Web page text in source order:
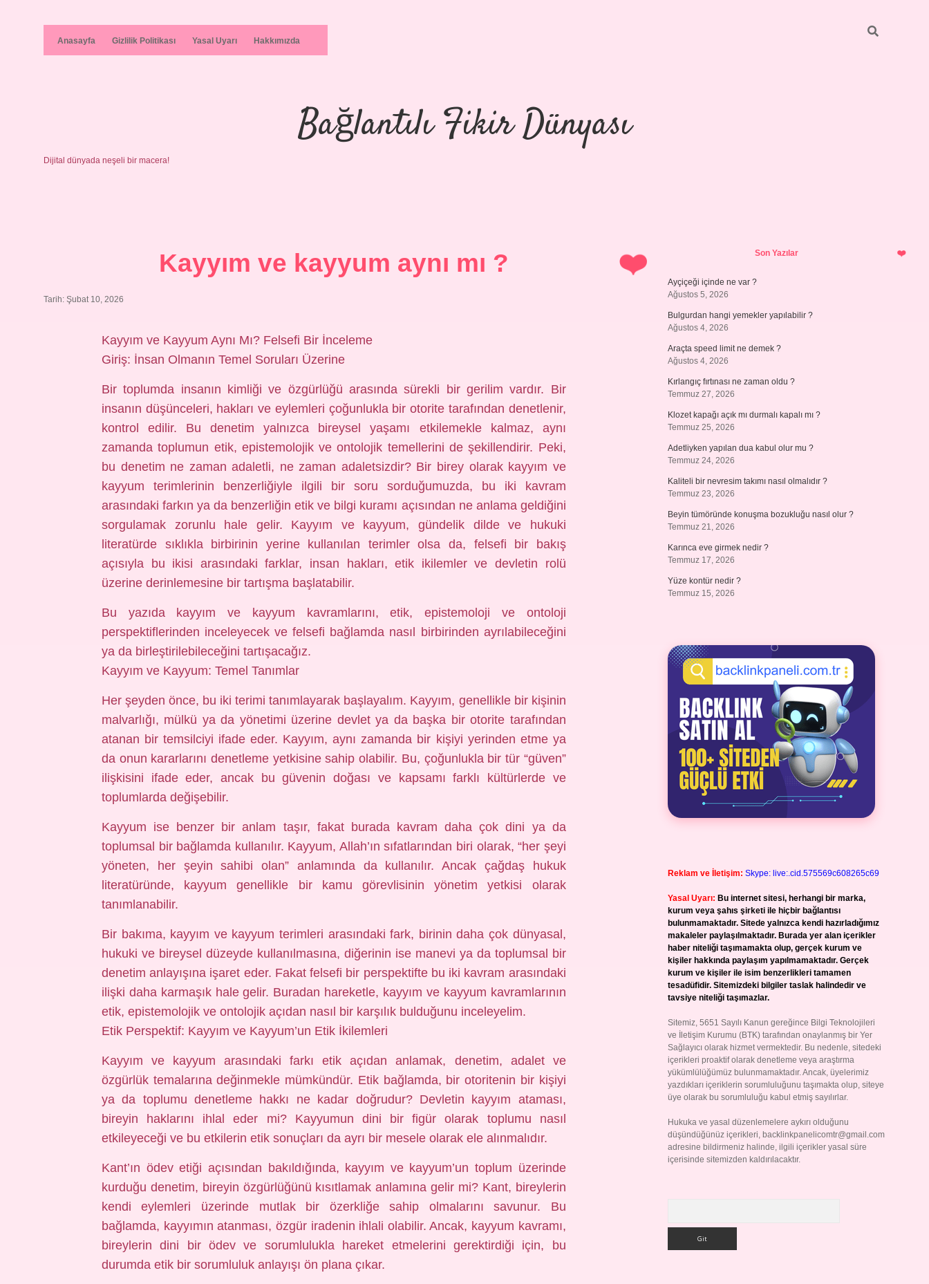
Anasayfa Gizlilik Politikası Yasal Uyarı Hakkımızda
Bağlantılı Fikir Dünyası
Dijital dünyada neşeli bir macera!
Kayyım ve kayyum aynı mı ?
Tarih: Şubat 10, 2026
Kayyım ve Kayyum Aynı Mı? Felsefi Bir İnceleme
Giriş: İnsan Olmanın Temel Soruları Üzerine
Bir toplumda insanın kimliği ve özgürlüğü arasında sürekli bir gerilim vardır. Bir
insanın düşünceleri, hakları ve eylemleri çoğunlukla bir otorite tarafından denetlenir,
kontrol edilir. Bu denetim yalnızca bireysel yaşamı etkilemekle kalmaz, aynı
zamanda toplumun etik, epistemolojik ve ontolojik temellerini de şekillendirir. Peki,
bu denetim ne zaman adaletli, ne zaman adaletsizdir? Bir birey olarak kayyım ve
kayyum terimlerinin benzerliğiyle ilgili bir soru sorduğumuzda, bu iki kavram
arasındaki farkın ya da benzerliğin etik ve bilgi kuramı açısından ne anlama geldiğini
sorgulamak zorunlu hale gelir. Kayyım ve kayyum, gündelik dilde ve hukuki
literatürde sıklıkla birbirinin yerine kullanılan terimler olsa da, felsefi bir bakış
açısıyla bu ikisi arasındaki farklar, insan hakları, etik ikilemler ve devletin rolü
üzerine derinlemesine bir tartışma başlatabilir.
Bu yazıda kayyım ve kayyum kavramlarını, etik, epistemoloji ve ontoloji
perspektiflerinden inceleyecek ve felsefi bağlamda nasıl birbirinden ayrılabileceğini
ya da birleştirilebileceğini tartışacağız.
Kayyım ve Kayyum: Temel Tanımlar
Her şeyden önce, bu iki terimi tanımlayarak başlayalım. Kayyım, genellikle bir kişinin
malvarlığı, mülkü ya da yönetimi üzerine devlet ya da başka bir otorite tarafından
atanan bir temsilciyi ifade eder. Kayyım, aynı zamanda bir kişiyi yerinden etme ya
da onun kararlarını denetleme yetkisine sahip olabilir. Bu, çoğunlukla bir tür “güven”
ilişkisini ifade eder, ancak bu güvenin doğası ve kapsamı farklı kültürlerde ve
toplumlarda değişebilir.
Kayyum ise benzer bir anlam taşır, fakat burada kavram daha çok dini ya da
toplumsal bir bağlamda kullanılır. Kayyum, Allah’ın sıfatlarından biri olarak, “her şeyi
yöneten, her şeyin sahibi olan” anlamında da kullanılır. Ancak çağdaş hukuk
literatüründe, kayyum genellikle bir kamu görevlisinin yönetim yetkisi olarak
tanımlanabilir.
Bir bakıma, kayyım ve kayyum terimleri arasındaki fark, birinin daha çok dünyasal,
hukuki ve bireysel düzeyde kullanılmasına, diğerinin ise manevi ya da toplumsal bir
denetim anlayışına işaret eder. Fakat felsefi bir perspektifte bu iki kavram arasındaki
ilişki daha karmaşık hale gelir. Buradan hareketle, kayyım ve kayyum kavramlarının
etik, epistemolojik ve ontolojik açıdan nasıl bir karşılık bulduğunu inceleyelim.
Etik Perspektif: Kayyım ve Kayyum’un Etik İkilemleri
Kayyım ve kayyum arasındaki farkı etik açıdan anlamak, denetim, adalet ve
özgürlük temalarına değinmekle mümkündür. Etik bağlamda, bir otoritenin bir kişiyi
ya da toplumu denetleme hakkı ne kadar doğrudur? Devletin kayyım ataması,
bireyin haklarını ihlal eder mi? Kayyumun dini bir figür olarak toplumu nasıl
etkileyeceği ve bu etkilerin etik sonuçları da ayrı bir mesele olarak ele alınmalıdır.
Kant’ın ödev etiği açısından bakıldığında, kayyım ve kayyum’un toplum üzerinde
kurduğu denetim, bireyin özgürlüğünü kısıtlamak anlamına gelir mi? Kant, bireylerin
kendi eylemleri üzerinde mutlak bir özerkliğe sahip olmalarını savunur. Bu
bağlamda, kayyımın atanması, özgür iradenin ihlali olabilir. Ancak, kayyum kavramı,
bireylerin dini bir ödev ve sorumlulukla hareket etmelerini gerektirdiği için, bu
durumda etik bir sorumluluk anlayışı ön plana çıkar.
SidebarSon Yazılar
Ayçiçeği içinde ne var ?
Ağustos 5, 2026
Bulgurdan hangi yemekler yapılabilir ?
Ağustos 4, 2026
Araçta speed limit ne demek ?
Ağustos 4, 2026
Kırlangıç fırtınası ne zaman oldu ?
Temmuz 27, 2026
Klozet kapağı açık mı durmalı kapalı mı ?
Temmuz 25, 2026
Adetliyken yapılan dua kabul olur mu ?
Temmuz 24, 2026
Kaliteli bir nevresim takımı nasıl olmalıdır ?
Temmuz 23, 2026
Beyin tümöründe konuşma bozukluğu nasıl olur ?
Temmuz 21, 2026
Karınca eve girmek nedir ?
Temmuz 17, 2026
Yüze kontür nedir ?
Temmuz 15, 2026
Reklam ve İletişim: Skype: live:.cid.575569c608265c69
Yasal Uyarı: Bu internet sitesi, herhangi bir marka,
kurum veya şahıs şirketi ile hiçbir bağlantısı
bulunmamaktadır. Sitede yalnızca kendi hazırladığımız
makaleler paylaşılmaktadır. Burada yer alan içerikler
haber niteliği taşımamakta olup, gerçek kurum ve
kişiler hakkında paylaşım yapılmamaktadır. Gerçek
kurum ve kişiler ile isim benzerlikleri tamamen
tesadüfidir. Sitemizdeki bilgiler taslak halindedir ve
tavsiye niteliği taşımazlar.
Sitemiz, 5651 Sayılı Kanun gereğince Bilgi Teknolojileri
ve İletişim Kurumu (BTK) tarafından onaylanmış bir Yer
Sağlayıcı olarak hizmet vermektedir. Bu nedenle, sitedeki
içerikleri proaktif olarak denetleme veya araştırma
yükümlülüğümüz bulunmamaktadır. Ancak, üyelerimiz
yazdıkları içeriklerin sorumluluğunu taşımakta olup, siteye
üye olarak bu sorumluluğu kabul etmiş sayılırlar.
Hukuka ve yasal düzenlemelere aykırı olduğunu
düşündüğünüz içerikleri, backlinkpanelicomtr@gmail.com
adresine bildirmeniz halinde, ilgili içerikler yasal süre
içerisinde sitemizden kaldırılacaktır.